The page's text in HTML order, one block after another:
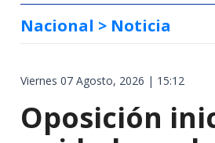
Nacional > Noticia
Viernes 07 Agosto, 2026 | 15:12
Oposición